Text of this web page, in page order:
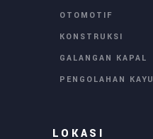
OTOMOTIF
KONSTRUKSI
GALANGAN KAPAL
PENGOLAHAN KAYU
LOKASI